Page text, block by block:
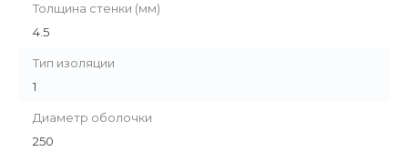
Толщина стенки (мм)
4.5
Тип изоляции
1
Диаметр оболочки
250